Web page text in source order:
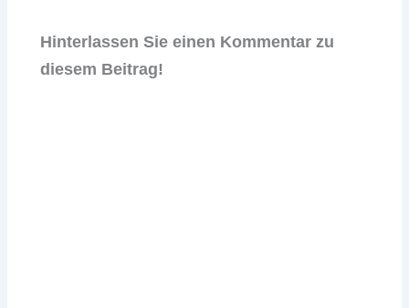
Hinterlassen Sie einen Kommentar zu
diesem Beitrag!